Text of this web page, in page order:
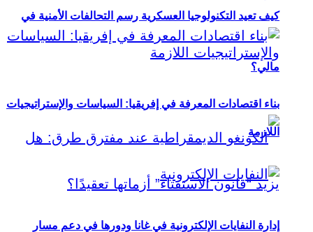
كيف تعيد التكنولوجيا العسكرية رسم التحالفات الأمنية في
مالي؟
بناء اقتصادات المعرفة في إفريقيا: السياسات والإستراتيجيات
اللازمة
إدارة النفايات الإلكترونية في غانا ودورها في دعم مسار